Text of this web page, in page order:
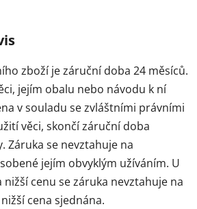
zboží je záruční doba 24 měsíců.
jejím obalu nebo návodu k ní
v souladu se zvláštními právními
věci, skončí záruční doba
Záruka se nevztahuje na
jejím obvyklým užíváním. U
cenu se záruka nevztahuje na
cena sjednána.